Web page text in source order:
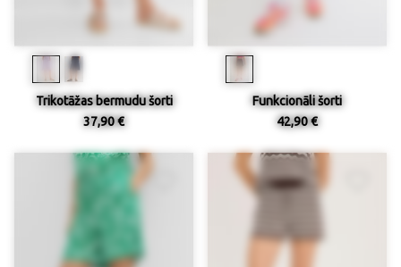
Trikotāžas bermudu šorti
37,90 €
Funkcionāli šorti
42,90 €